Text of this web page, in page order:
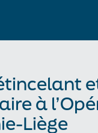
à
Liège